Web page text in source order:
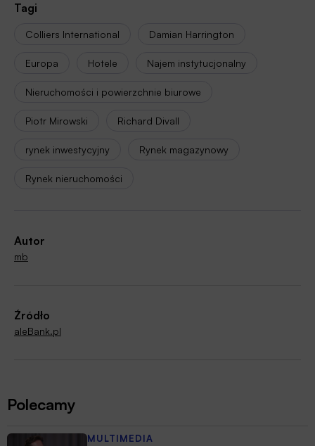
Tagi
Colliers International Damian Harrington
Europa Hotele Najem instytucjonalny
Nieruchomości i powierzchnie biurowe
Piotr Mirowski Richard Divall
rynek inwestycyjny Rynek magazynowy
Rynek nieruchomości
Autor
mb
Źródło
aleBank.pl
Polecamy
MULTIMEDIA